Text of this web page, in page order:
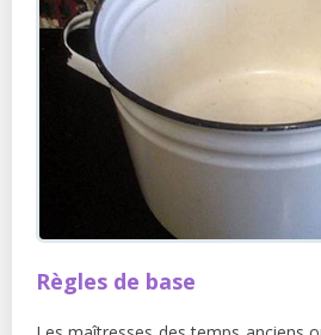
Règles de base